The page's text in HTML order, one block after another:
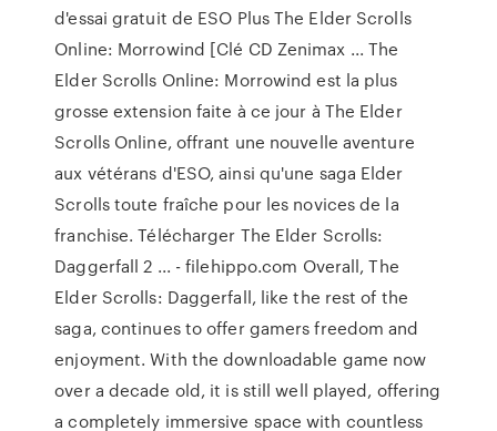
d'essai gratuit de ESO Plus The Elder Scrolls
Online: Morrowind [Clé CD Zenimax ... The
Elder Scrolls Online: Morrowind est la plus
grosse extension faite à ce jour à The Elder
Scrolls Online, offrant une nouvelle aventure
aux vétérans d'ESO, ainsi qu'une saga Elder
Scrolls toute fraîche pour les novices de la
franchise. Télécharger The Elder Scrolls:
Daggerfall 2 ... - filehippo.com Overall, The
Elder Scrolls: Daggerfall, like the rest of the
saga, continues to offer gamers freedom and
enjoyment. With the downloadable game now
over a decade old, it is still well played, offering
a completely immersive space with countless